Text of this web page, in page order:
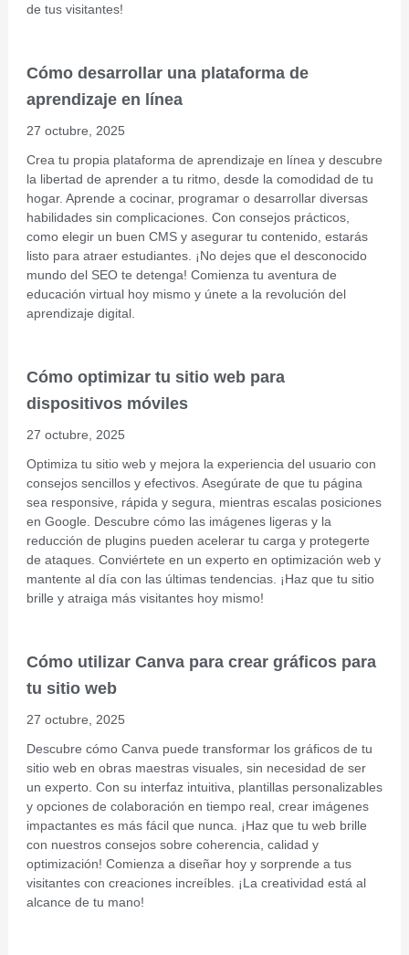
de tus visitantes!
Cómo desarrollar una plataforma de
aprendizaje en línea
27 octubre, 2025
Crea tu propia plataforma de aprendizaje en línea y descubre
la libertad de aprender a tu ritmo, desde la comodidad de tu
hogar. Aprende a cocinar, programar o desarrollar diversas
habilidades sin complicaciones. Con consejos prácticos,
como elegir un buen CMS y asegurar tu contenido, estarás
listo para atraer estudiantes. ¡No dejes que el desconocido
mundo del SEO te detenga! Comienza tu aventura de
educación virtual hoy mismo y únete a la revolución del
aprendizaje digital.
Cómo optimizar tu sitio web para
dispositivos móviles
27 octubre, 2025
Optimiza tu sitio web y mejora la experiencia del usuario con
consejos sencillos y efectivos. Asegúrate de que tu página
sea responsive, rápida y segura, mientras escalas posiciones
en Google. Descubre cómo las imágenes ligeras y la
reducción de plugins pueden acelerar tu carga y protegerte
de ataques. Conviértete en un experto en optimización web y
mantente al día con las últimas tendencias. ¡Haz que tu sitio
brille y atraiga más visitantes hoy mismo!
Cómo utilizar Canva para crear gráficos para
tu sitio web
27 octubre, 2025
Descubre cómo Canva puede transformar los gráficos de tu
sitio web en obras maestras visuales, sin necesidad de ser
un experto. Con su interfaz intuitiva, plantillas personalizables
y opciones de colaboración en tiempo real, crear imágenes
impactantes es más fácil que nunca. ¡Haz que tu web brille
con nuestros consejos sobre coherencia, calidad y
optimización! Comienza a diseñar hoy y sorprende a tus
visitantes con creaciones increíbles. ¡La creatividad está al
alcance de tu mano!